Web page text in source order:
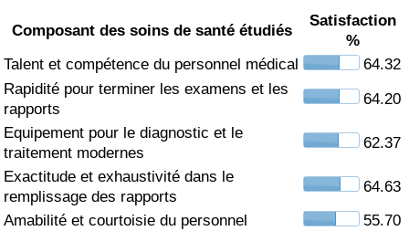
Composant des soins de santé étudiés
Satisfaction
%
Talent et compétence du personnel médical
64.32
Rapidité pour terminer les examens et les
rapports
64.20
Equipement pour le diagnostic et le
traitement modernes
62.37
Exactitude et exhaustivité dans le
remplissage des rapports
64.63
Amabilité et courtoisie du personnel
55.70
Indice de Criminalité
Indice de criminalité par pays
Soins de santé
Indice des soins de santé (Actuel)